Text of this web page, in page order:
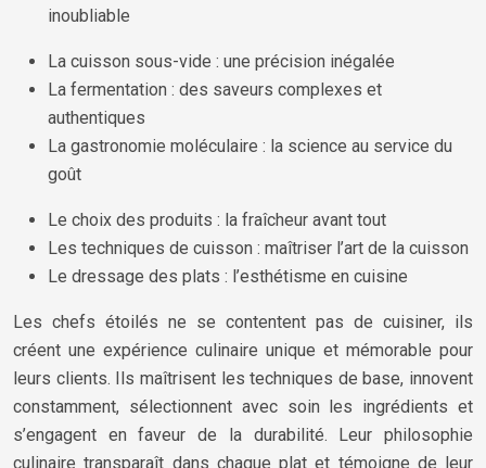
inoubliable
La cuisson sous-vide : une précision inégalée
La fermentation : des saveurs complexes et
authentiques
La gastronomie moléculaire : la science au service du
goût
Le choix des produits : la fraîcheur avant tout
Les techniques de cuisson : maîtriser l’art de la cuisson
Le dressage des plats : l’esthétisme en cuisine
Les chefs étoilés ne se contentent pas de cuisiner, ils
créent une expérience culinaire unique et mémorable pour
leurs clients. Ils maîtrisent les techniques de base, innovent
constamment, sélectionnent avec soin les ingrédients et
s’engagent en faveur de la durabilité. Leur philosophie
culinaire transparaît dans chaque plat et témoigne de leur